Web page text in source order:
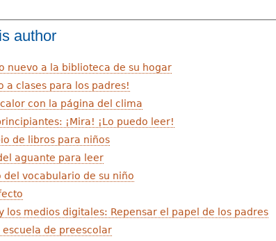
author
nuevo a la biblioteca de su hogar
a clases para los padres!
con la página del clima
¡Mira! ¡Lo puedo leer!
de libros para niños
aguante para leer
del vocabulario de su niño
los medios digitales: Repensar el papel de los padres
escuela de preescolar